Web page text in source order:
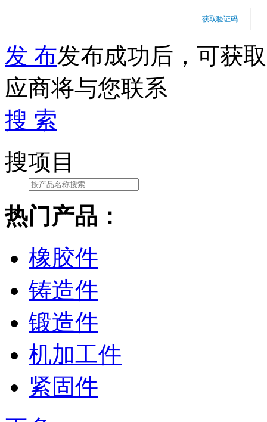
获取验证码
发 布发布成功后，可获
应商将与您联系
搜 索
搜项目
热门产品：
橡胶件
铸造件
锻造件
机加工件
紧固件